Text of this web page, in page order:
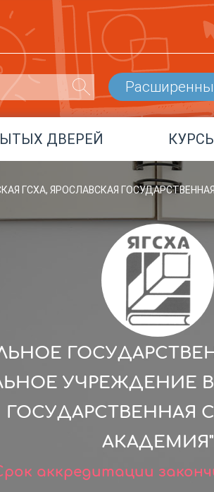
ДВЕРЕЙ
ГСХА, ЯРОСЛАВСКАЯ
УЧРЕЖДЕНИЕ
ГОСУДАРСТВЕННАЯ
АКАДЕМИЯ"
аккредитации